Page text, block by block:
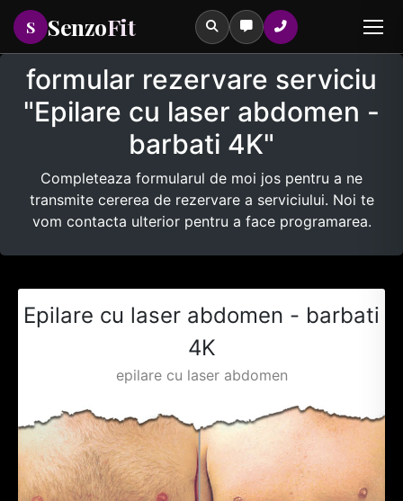
S SenzoFit
Tastează pentru a căuta printre serviciile noastre
formular rezervare serviciu
"Epilare cu laser abdomen -
barbati 4K"
Completeaza formularul de moi jos pentru a ne
transmite cererea de rezervare a serviciului. Noi te
vom contacta ulterior pentru a face programarea.
Epilare cu laser abdomen - barbati
4K
epilare cu laser abdomen